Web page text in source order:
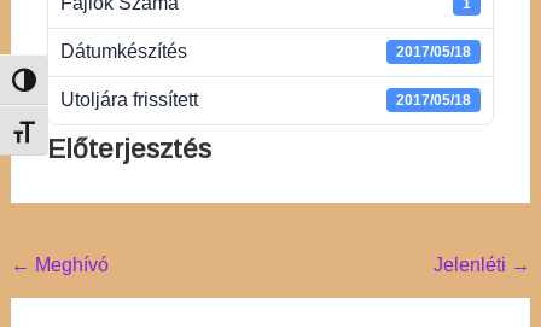
Nagy kontraszt váltása
Betűméret váltása
1
Dátumkészítés 2017/05/18
Utoljára frissített 2017/05/18
Előterjesztés
Post
navigation
← Meghívó Jelenléti →